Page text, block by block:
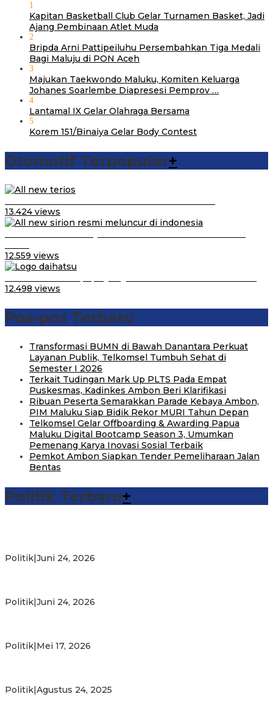
1
Kapitan Basketball Club Gelar Turnamen Basket, Jadi
Ajang Pembinaan Atlet Muda
2
Bripda Arni Pattipeiluhu Persembahkan Tiga Medali
Bagi Maluju di PON Aceh
3
Majukan Taekwondo Maluku, Komiten Keluarga
Johanes Soarlembe Diapresesi Pemprov …
4
Lantamal IX Gelar Olahraga Bersama
5
Korem 151/Binaiya Gelar Body Contest
Otomotif Terpopuler+
13.424 views
12.559 views
12.498 views
Pos-pos Terbaru
Transformasi BUMN di Bawah Danantara Perkuat
Layanan Publik, Telkomsel Tumbuh Sehat di
Semester I 2026
Terkait Tudingan Mark Up PLTS Pada Empat
Puskesmas, Kadinkes Ambon Beri Klarifikasi
Ribuan Peserta Semarakkan Parade Kebaya Ambon,
PIM Maluku Siap Bidik Rekor MURI Tahun Depan
Telkomsel Gelar Offboarding & Awarding Papua
Maluku Digital Bootcamp Season 3, Umumkan
Pemenang Karya Inovasi Sosial Terbaik
Pemkot Ambon Siapkan Tender Pemeliharaan Jalan
Bentas
Politik Terbaru+
Politik Juni 24, 2026
Politik Juni 24, 2026
Politik Mei 17, 2026
Politik Agustus 24, 2025